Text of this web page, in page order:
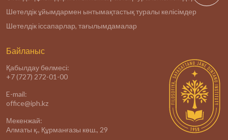
Шетелдік ұйымдармен ынтымақтастық туралы келісімдер
Шетелдік іссапарлар, тағылымдамалар
Байланыс
Қабылдау бөлмесі:
+7 (727) 272-01-00
E-mail:
office@iph.kz
Мекенжай:
Алматы қ., Құрманғазы көш., 29